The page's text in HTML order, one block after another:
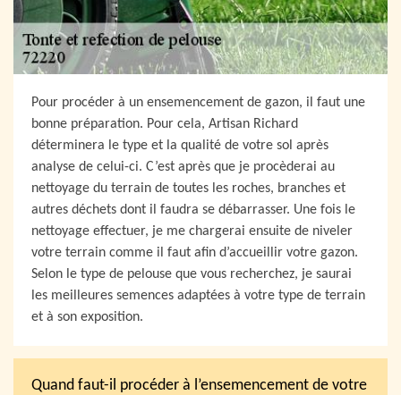
Pour procéder à un ensemencement de gazon, il faut une
bonne préparation. Pour cela, Artisan Richard
déterminera le type et la qualité de votre sol après
analyse de celui-ci. C’est après que je procèderai au
nettoyage du terrain de toutes les roches, branches et
autres déchets dont il faudra se débarrasser. Une fois le
nettoyage effectuer, je me chargerai ensuite de niveler
votre terrain comme il faut afin d’accueillir votre gazon.
Selon le type de pelouse que vous recherchez, je saurai
les meilleures semences adaptées à votre type de terrain
et à son exposition.
Quand faut-il procéder à l’ensemencement de votre